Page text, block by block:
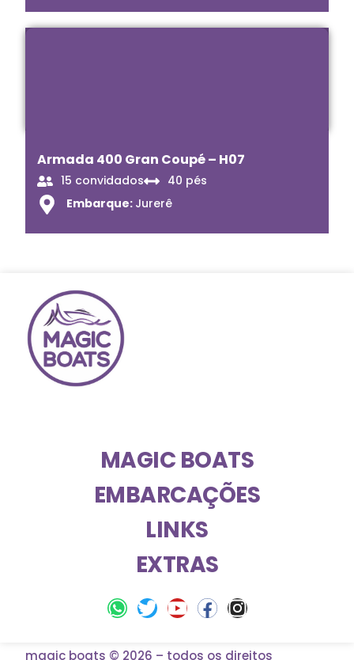
Armada 400 Gran Coupé – H07
15 convidados
40 pés
Embarque: Jurerê
MAGIC BOATS
EMBARCAÇÕES
LINKS
EXTRAS
magic boats © 2026 – todos os direitos